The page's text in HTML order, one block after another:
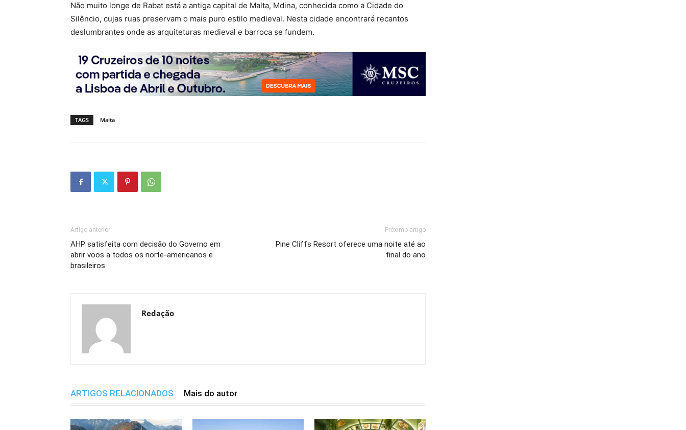
Não muito longe de Rabat está a antiga capital de Malta, Mdina, conhecida como a Cidade do
Silêncio, cujas ruas preservam o mais puro estilo medieval. Nesta cidade encontrará recantos
deslumbrantes onde as arquiteturas medieval e barroca se fundem.
TAGS Malta
Artigo anterior
AHP satisfeita com decisão do Governo em
abrir voos a todos os norte-americanos e
brasileiros
Próximo artigo
Pine Cliffs Resort oferece uma noite até ao
final do ano
Redação
ARTIGOS RELACIONADOS Mais do autor